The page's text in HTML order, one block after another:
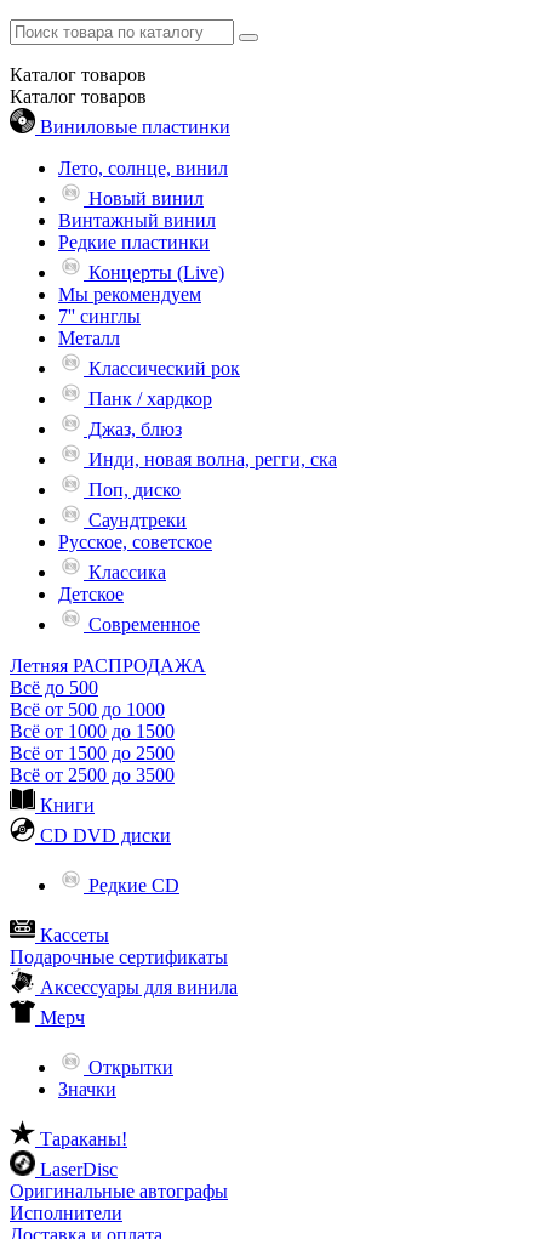
Каталог товаров
Каталог товаров
Виниловые пластинки
Лето, солнце, винил
Новый винил
Винтажный винил
Редкие пластинки
Концерты (Live)
Мы рекомендуем
7'' синглы
Металл
Классический рок
Панк / хардкор
Джаз, блюз
Инди, новая волна, регги, ска
Поп, диско
Саундтреки
Русское, советское
Классика
Детское
Современное
Летняя РАСПРОДАЖА
Всё до 500
Всё от 500 до 1000
Всё от 1000 до 1500
Всё от 1500 до 2500
Всё от 2500 до 3500
Книги
CD DVD диски
Редкие CD
Кассеты
Подарочные сертификаты
Аксессуары для винила
Мерч
Открытки
Значки
Тараканы!
LaserDisc
Оригинальные автографы
Исполнители
Доставка и оплата